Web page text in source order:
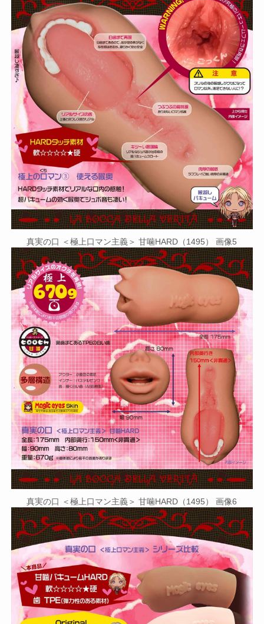
真実の口 ＜極上口マン主義＞ 甘噛HARD（1495） 画像5
真実の口 ＜極上口マン主義＞ 甘噛HARD（1495） 画像6